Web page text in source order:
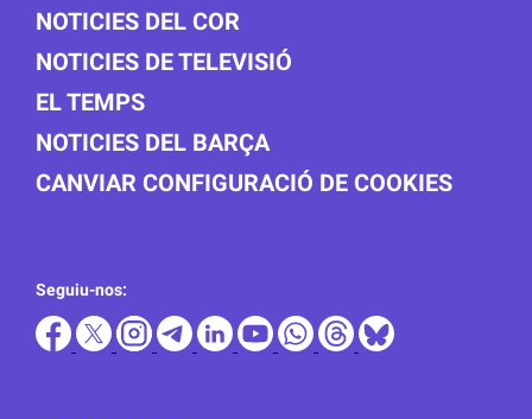
NOTICIES DEL COR
NOTICIES DE TELEVISIÓ
EL TEMPS
NOTICIES DEL BARÇA
CANVIAR CONFIGURACIÓ DE COOKIES
Seguiu-nos: